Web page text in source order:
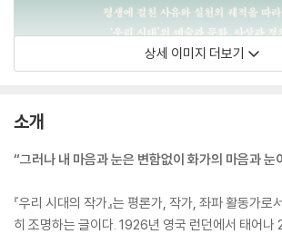
상세 이미지 더보기
소개
“그러나 내 마음과 눈은 변함없이 화가의 마음과 눈
『우리 시대의 작가』는 평론가, 작가, 좌파 활동가로
히 조명하는 글이다. 1926년 영국 런던에서 태어나